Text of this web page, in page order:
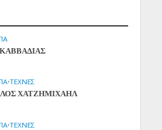
•ΤΕΧΝΕΣ
ΧΑΤΖΗΜΙΧΑΗΛ
•ΤΕΧΝΕΣ